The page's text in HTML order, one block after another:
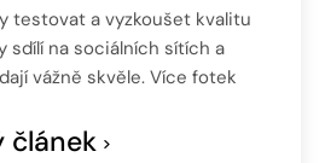
testovat a vyzkoušet kvalitu
sdílí na sociálních sítích a
vážně skvěle. Více fotek
článek